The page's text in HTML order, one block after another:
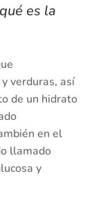
es la
verduras, así
de un hidrato
en el
llamado
y